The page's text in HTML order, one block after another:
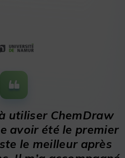
utiliser ChemDraw
avoir été le premier
le meilleur après